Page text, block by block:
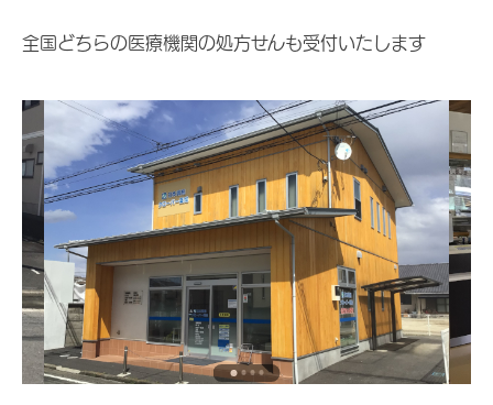
全国どちらの医療機関の処方せんも受付いたします